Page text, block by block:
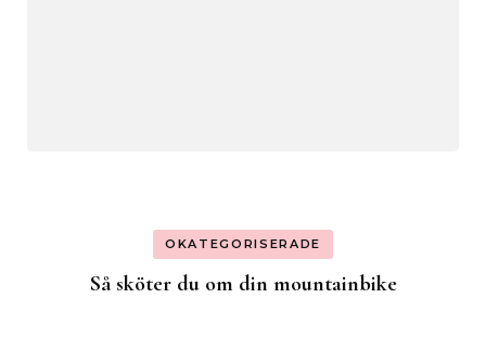
OKATEGORISERADE
Så sköter du om din mountainbike